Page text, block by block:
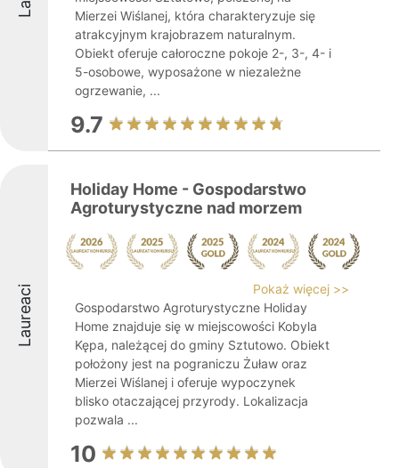
Mierzei Wiślanej, która charakteryzuje się
atrakcyjnym krajobrazem naturalnym.
Obiekt oferuje całoroczne pokoje 2-, 3-, 4- i
5-osobowe, wyposażone w niezależne
ogrzewanie, ...
9.7
Laureaci
Holiday Home - Gospodarstwo
Agroturystyczne nad morzem
Pokaż więcej >>
Gospodarstwo Agroturystyczne Holiday
Home znajduje się w miejscowości Kobyla
Kępa, należącej do gminy Sztutowo. Obiekt
położony jest na pograniczu Żuław oraz
Mierzei Wiślanej i oferuje wypoczynek
blisko otaczającej przyrody. Lokalizacja
pozwala ...
10